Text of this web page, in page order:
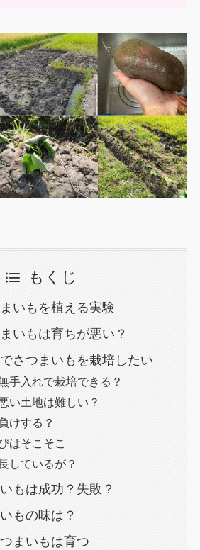
もくじ
いもを植える実験
いもは育ちが悪い？
さつまいもを栽培したい
手入れで栽培できる？
い土地は難しい？
けする？
はそこそこ
しているが？
もは成功？失敗？
もの味は？
まいもは育つ